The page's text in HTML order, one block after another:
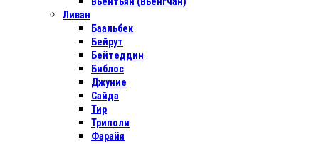
Ливан
Баальбек
Бейрут
Бейтеддин
Библос
Джуние
Сайда
Тир
Триполи
Фарайя